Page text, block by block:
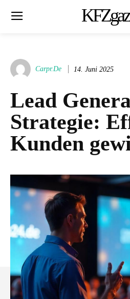
Carpr.de 14. Juni 2025
Lead
Strategie:
Kunden